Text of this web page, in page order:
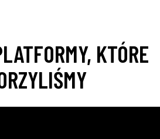
KTÓRE